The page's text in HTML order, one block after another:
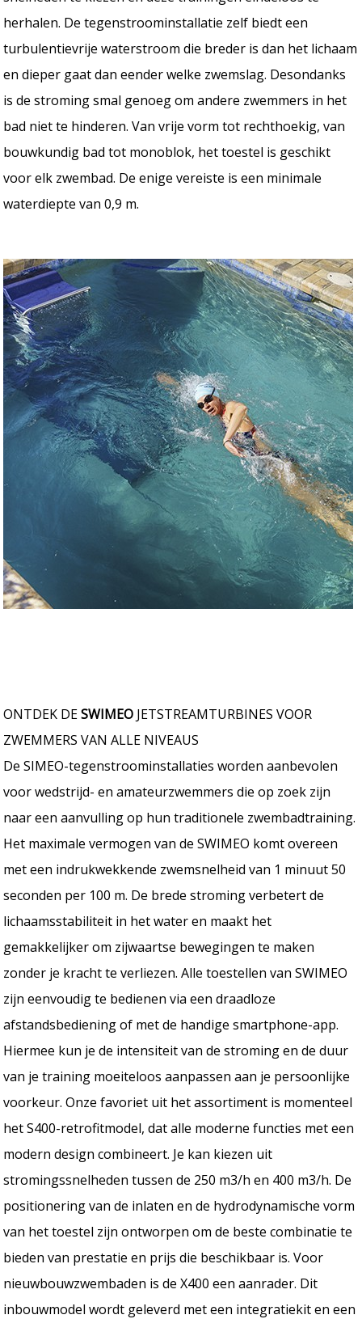
herhalen. De tegenstroominstallatie zelf biedt een
turbulentievrije waterstroom die breder is dan het lichaam
en dieper gaat dan eender welke zwemslag. Desondanks
is de stroming smal genoeg om andere zwemmers in het
bad niet te hinderen. Van vrije vorm tot rechthoekig, van
bouwkundig bad tot monoblok, het toestel is geschikt
voor elk zwembad. De enige vereiste is een minimale
waterdiepte van 0,9 m.
ONTDEK DESWIMEO JETSTREAMTURBINES VOOR
ZWEMMERS VAN ALLE NIVEAUS
De SIMEO-tegenstroominstallaties worden aanbevolen
voor wedstrijd- en amateurzwemmers die op zoek zijn
naar een aanvulling op hun traditionele zwembadtraining.
Het maximale vermogen van de SWIMEO komt overeen
met een indrukwekkende zwemsnelheid van 1 minuut 50
seconden per 100 m. De brede stroming verbetert de
lichaamsstabiliteit in het water en maakt het
gemakkelijker om zijwaartse bewegingen te maken
zonder je kracht te verliezen. Alle toestellen van SWIMEO
zijn eenvoudig te bedienen via een draadloze
afstandsbediening of met de handige smartphone-app.
Hiermee kun je de intensiteit van de stroming en de duur
van je training moeiteloos aanpassen aan je persoonlijke
voorkeur. Onze favoriet uit het assortiment is momenteel
het S400-retrofitmodel, dat alle moderne functies met een
modern design combineert. Je kan kiezen uit
stromingssnelheden tussen de 250 m3/h en 400 m3/h. De
positionering van de inlaten en de hydrodynamische vorm
van het toestel zijn ontworpen om de beste combinatie te
bieden van prestatie en prijs die beschikbaar is. Voor
nieuwbouwzwembaden is de X400 een aanrader. Dit
inbouwmodel wordt geleverd met een integratiekit en een